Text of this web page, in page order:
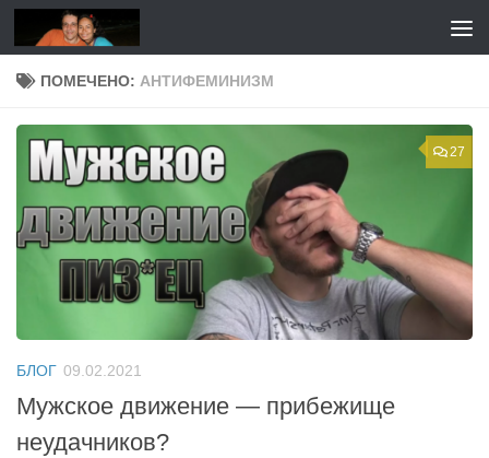
Перейти к содержимому
ПОМЕЧЕНО: АНТИФЕМИНИЗМ
27
БЛОГ 09.02.2021
Мужское движение — прибежище
неудачников?